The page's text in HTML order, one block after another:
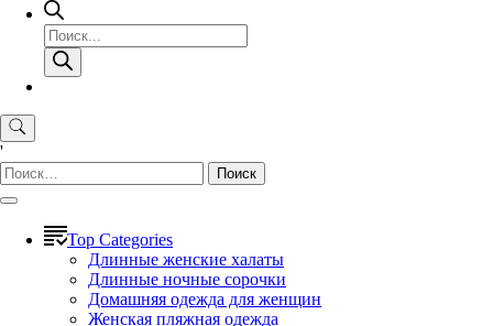
Поиск
товаров
'
Найти:
Top Categories
Длинные женские халаты
Длинные ночные сорочки
Домашняя одежда для женщин
Женская пляжная одежда